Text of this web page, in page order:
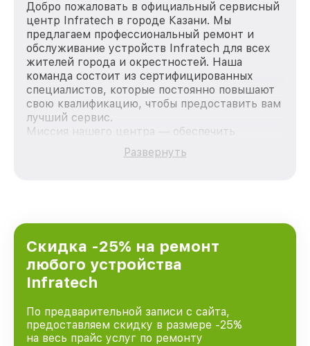
Добро пожаловать в официальный сервисный
центр Infratech в городе Казани. Мы
предлагаем профессиональный ремонт и
обслуживание устройств Infratech для всех
жителей города и окрестностей. Наша
команда состоит из сертифицированных
специалистов, которые постоянно повышают
свою квалификацию, чтобы предоставить вам
лучший сервис.
Миссия нашего центра — обеспечить
качественный и доступный ремонт для
каждого пользователя продукции Infratech,
городе Казани, постоянно повышая уровень
доверия и лояльности наших клиентов.
Развернуть
Скидка -25% на ремонт
любого устройства
Infratech
По предварительной записи с сайта,
предоставляем скидку в размере -25%
на весь прайс услуг по ремонту